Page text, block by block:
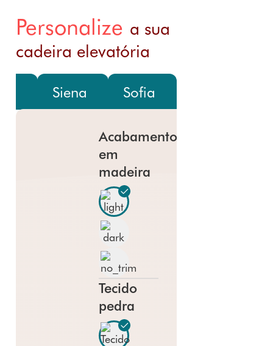
Personalize a sua
cadeira elevatória
Siena Sofia
Acabamento
em
madeira
Tecido
pedra